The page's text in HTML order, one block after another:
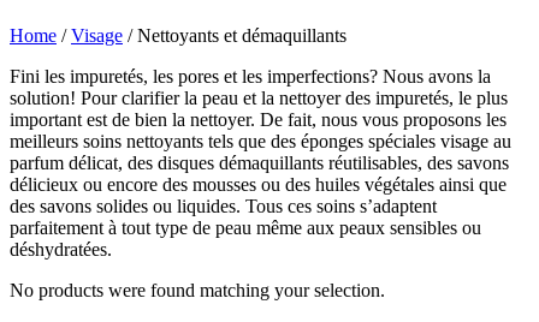
Home /Visage / Nettoyants et démaquillants
Fini les impuretés, les pores et les imperfections? Nous avons la
solution! Pour clarifier la peau et la nettoyer des impuretés, le plus
important est de bien la nettoyer. De fait, nous vous proposons les
meilleurs soins nettoyants tels que des éponges spéciales visage au
parfum délicat, des disques démaquillants réutilisables, des savons
délicieux ou encore des mousses ou des huiles végétales ainsi que
des savons solides ou liquides. Tous ces soins s’adaptent
parfaitement à tout type de peau même aux peaux sensibles ou
déshydratées.
No products were found matching your selection.